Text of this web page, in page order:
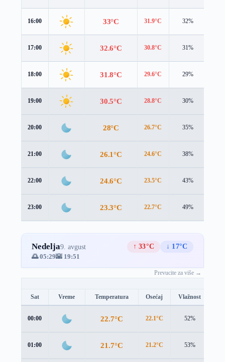
16:00 33°C 31.9°C 32%
17:00 32.6°C 30.8°C 31%
18:00 31.8°C 29.6°C 29%
19:00 30.5°C 28.8°C 30%
20:00 28°C 26.7°C 35%
21:00 26.1°C 24.6°C 38%
22:00 24.6°C 23.5°C 43%
23:00 23.3°C 22.7°C 49%
Nedelja9. avgust ↑ 33°C
↓ 17°C
🌅 05:29🌇 19:51
Prevucite za više →
Sat Vreme Temperatura Osećaj Vlažnost
00:00 22.7°C 22.1°C 52%
01:00 21.7°C 21.2°C 53%